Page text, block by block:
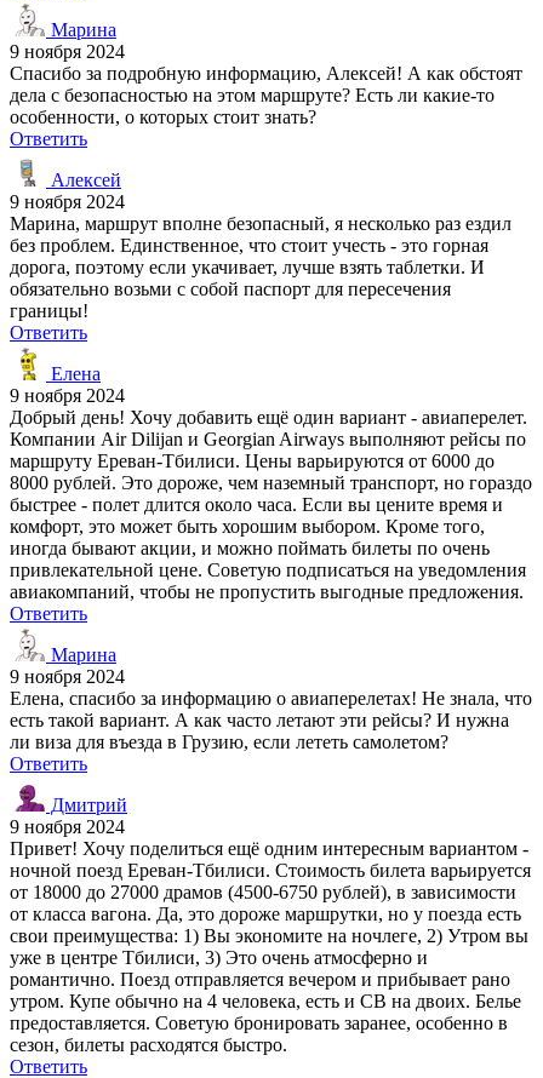
Марина
9 ноября 2024
Спасибо за подробную информацию, Алексей! А как обстоят
дела с безопасностью на этом маршруте? Есть ли какие-то
особенности, о которых стоит знать?
Ответить
Алексей
9 ноября 2024
Марина, маршрут вполне безопасный, я несколько раз ездил
без проблем. Единственное, что стоит учесть - это горная
дорога, поэтому если укачивает, лучше взять таблетки. И
обязательно возьми с собой паспорт для пересечения
границы!
Ответить
Елена
9 ноября 2024
Добрый день! Хочу добавить ещё один вариант - авиаперелет.
Компании Air Dilijan и Georgian Airways выполняют рейсы по
маршруту Ереван-Тбилиси. Цены варьируются от 6000 до
8000 рублей. Это дороже, чем наземный транспорт, но гораздо
быстрее - полет длится около часа. Если вы цените время и
комфорт, это может быть хорошим выбором. Кроме того,
иногда бывают акции, и можно поймать билеты по очень
привлекательной цене. Советую подписаться на уведомления
авиакомпаний, чтобы не пропустить выгодные предложения.
Ответить
Марина
9 ноября 2024
Елена, спасибо за информацию о авиаперелетах! Не знала, что
есть такой вариант. А как часто летают эти рейсы? И нужна
ли виза для въезда в Грузию, если лететь самолетом?
Ответить
Дмитрий
9 ноября 2024
Привет! Хочу поделиться ещё одним интересным вариантом -
ночной поезд Ереван-Тбилиси. Стоимость билета варьируется
от 18000 до 27000 драмов (4500-6750 рублей), в зависимости
от класса вагона. Да, это дороже маршрутки, но у поезда есть
свои преимущества: 1) Вы экономите на ночлеге, 2) Утром вы
уже в центре Тбилиси, 3) Это очень атмосферно и
романтично. Поезд отправляется вечером и прибывает рано
утром. Купе обычно на 4 человека, есть и СВ на двоих. Белье
предоставляется. Советую бронировать заранее, особенно в
сезон, билеты расходятся быстро.
Ответить